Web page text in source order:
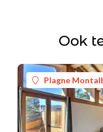
Ook
Plagne